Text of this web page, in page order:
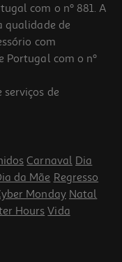
com o nº 881. A
qualidade de
com
Portugal com o nº
de
Carnaval Dia
da Mãe Regresso
Monday Natal
Hours Vida